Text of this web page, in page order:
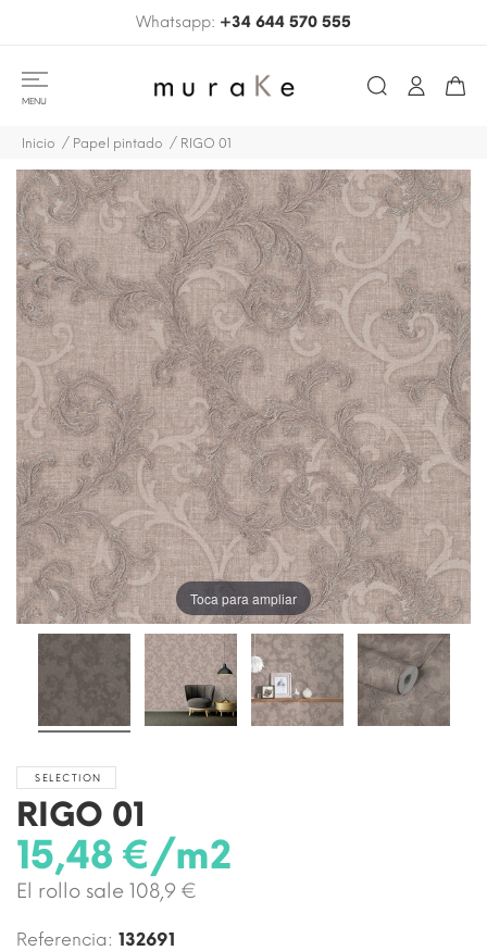
Whatsapp: +34 644 570 555
MENU
Inicio Papel pintado RIGO 01
Toca para ampliar
SELECTION
RIGO 01
15,48 €/m2
El rollo sale 108,9 €
Referencia: 132691